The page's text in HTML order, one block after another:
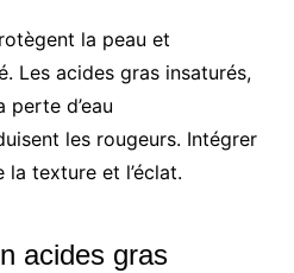
la peau et
Les acides gras insaturés,
d’eau
les rougeurs. Intégrer
texture et l’éclat.
acides gras